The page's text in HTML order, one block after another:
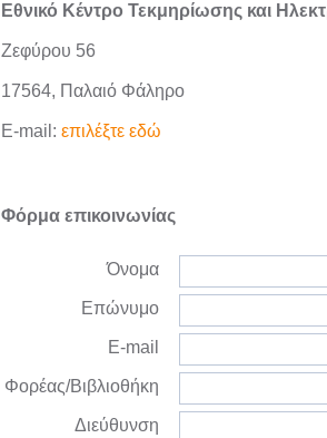
Εθνικό Κέντρο Τεκμηρίωσης και
Ζεφύρου 56
17564, Παλαιό Φάληρο
E-mail: επιλέξτε εδώ
Φόρμα επικοινωνίας
Όνομα
Επώνυμο
E-mail
Φορέας/Βιβλιοθήκη
Διεύθυνση